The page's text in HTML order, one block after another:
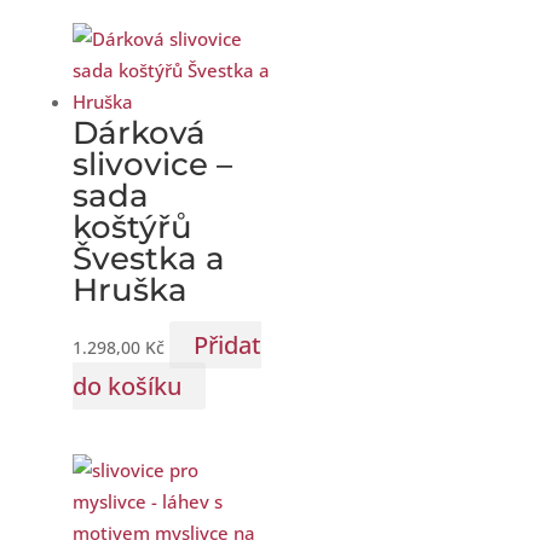
Dárková
slivovice –
sada
koštýřů
Švestka a
Hruška
1.298,00 Kč
Přidat
do košíku